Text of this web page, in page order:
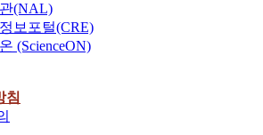
(NAL)
보포털(CRE)
(ScienceON)
침